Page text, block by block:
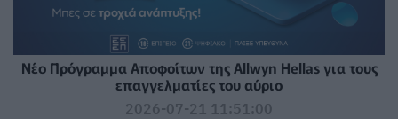
Νέο Πρόγραμμα Αποφοίτων της Allwyn Hellas για τους
επαγγελματίες του αύριο
2026-07-21 11:51:00